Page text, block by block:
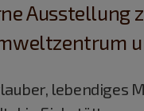
Ausstellung
lebendiges